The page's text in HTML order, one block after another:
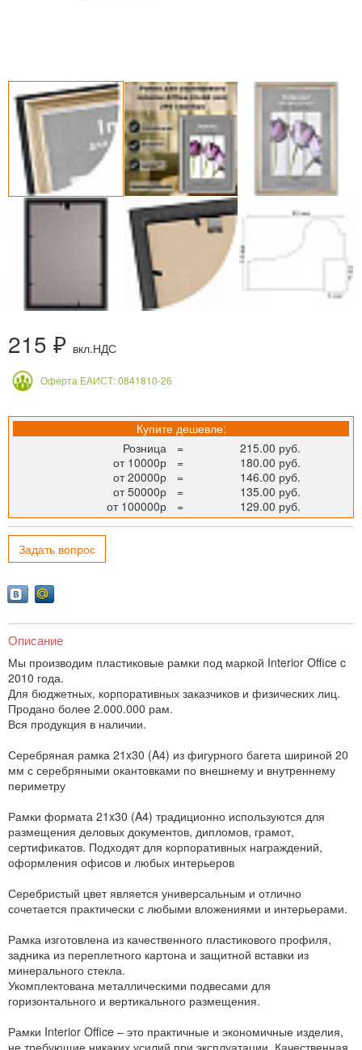
215 ₽ вкл.НДС
Оферта ЕАИСТ: 0841810-26
Купите дешевле:
Розница
=
215.00 руб.
от 10000р
=
180.00 руб.
от 20000р
=
146.00 руб.
от 50000р
=
135.00 руб.
от 100000р
= 129.00 руб.
Задать вопрос
Описание
Мы производим пластиковые рамки под маркой Interior Office c
2010 года.
Для бюджетных, корпоративных заказчиков и физических лиц.
Продано более 2.000.000 рам.
Вся продукция в наличии.
Серебряная рамка 21x30 (A4) из фигурного багета шириной 20
мм с серебряными окантовками по внешнему и внутреннему
периметру
Рамки формата 21x30 (A4) традиционно используются для
размещения деловых документов, дипломов, грамот,
сертификатов. Подходят для корпоративных награждений,
оформления офисов и любых интерьеров
Серебристый цвет является универсальным и отлично
сочетается практически с любыми вложениями и интерьерами.
Рамка изготовлена из качественного пластикового профиля,
задника из переплетного картона и защитной вставки из
минерального стекла.
Укомплектована металлическими подвесами для
горизонтального и вертикального размещения.
Рамки Interior Office – это практичные и экономичные изделия,